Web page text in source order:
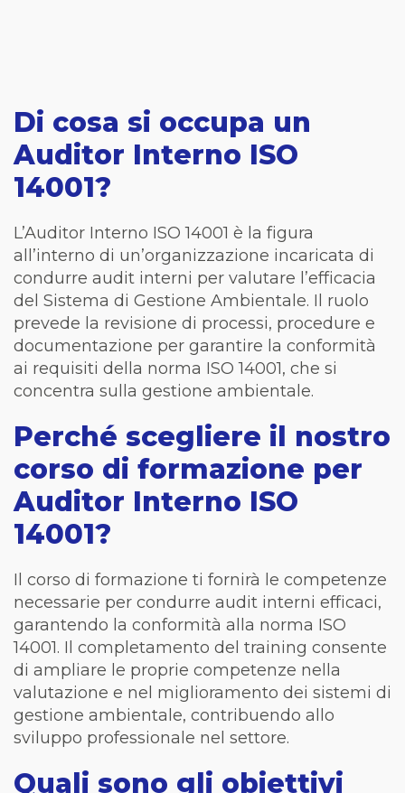
Di cosa si occupa un
Auditor Interno ISO
14001?
L’Auditor Interno ISO 14001 è la figura
all’interno di un’organizzazione incaricata di
condurre audit interni per valutare l’efficacia
del Sistema di Gestione Ambientale. Il ruolo
prevede la revisione di processi, procedure e
documentazione per garantire la conformità
ai requisiti della norma ISO 14001, che si
concentra sulla gestione ambientale.
Perché scegliere il nostro
corso di formazione per
Auditor Interno ISO
14001?
Il corso di formazione ti fornirà le competenze
necessarie per condurre audit interni efficaci,
garantendo la conformità alla norma ISO
14001. Il completamento del training consente
di ampliare le proprie competenze nella
valutazione e nel miglioramento dei sistemi di
gestione ambientale, contribuendo allo
sviluppo professionale nel settore.
Quali sono gli obiettivi